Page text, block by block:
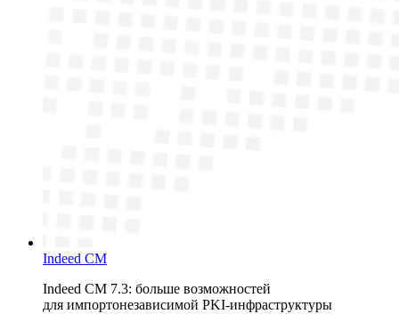
Indeed CM
Indeed CM 7.3: больше возможностей
для импортонезависимой PKI-инфраструктуры